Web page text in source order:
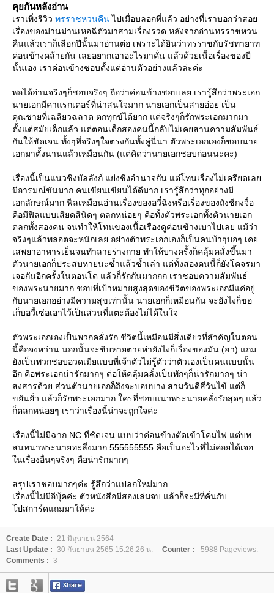
คุยกันหลังอ่าน
เราเพิ่งรีวิว ทรราชหวนคืนไปเมื่อบลอกที่แล้ว อย่างที่เราบอกว่าสอ
เรื่องของม่านม่านเหอฉีตัวมาสามเรื่องรวด หลังจากอ่านทรราชหวน
คืนแล้วเราก็เลือกปีนั้นมาอ่านต่อ เพราะได้ยินว่าทรราชกับรัชทายาท
ค่อนข้างคล้ายกัน เลยอยากเอาอะไรมาคั่น แล้วด้วยเนื้อเรื่องของปี
นั้นเอง เราค่อนข้างชอบตั้งแต่อ่านตัวอย่างแล้วล่ะค่ะ
พอได้อ่านจริงๆก็ชอบจริงๆ ถือว่าค่อนข้างชอบเลย เรารู้สึกว่าพระเอก
นายเอกมีคาแรกเตอร์ที่น่าสนใจมาก นายเอกเป็นสายอ่อย เป็น
คุณชายที่เฉลียวฉลาด ตกทุกข์ได้ยาก แต่จริงๆก็รักพระเอกมากมา
ตั้งแต่สมัยเด็กแล้ว แต่ตอนเด็กสองคนนี้กลับไม่เคยสานความสัมพันธ์
กันให้ชัดเจน ทั้งๆที่จริงๆใจตรงกันทั้งคู่นี่นา ตัวพระเอกเองก็ชอบนา
เอกมาตั้งนานแล้วเหมือนกัน (แต่คิดว่านายเอกชอบก่อนนะคะ)
เรื่องนี้เป็นแนวชิงบัลลังก์ แย่งชิงอำนาจกัน แต่โทนเรื่องไม่เครียดเล
มีอารมณ์ขันมาก คนเขียนเขียนได้ดีมาก เรารู้สึกว่าทุกอย่างมี
เอกลักษณ์มาก ฟีลเหมือนอ่านเรื่องของอวี๋ฉิงหรือเรื่องของถังชีกงจื่อ
คือมีฟีลแบบเสียดสีนิดๆ ตลกหน่อยๆ คือทั้งตัวพระเอกทั้งตัวนายเอก
ตลกทั้งสองคน จนทำให้โทนของเนื้อเรื่องดูค่อนข้างเบาไปเลย แม้ว่า
จริงๆแล้วพลอตจะหนักเลย อย่างตัวพระเอกเองก็เป็นคนบ้าๆบอๆ เค
เสพยาอาหารเย็นจนทำลายร่างกาย ทำให้บางครั้งก็คลุ้มคลั่งขึ้นมา
ตัวนายเอกก็ประสบหายนะซ้ำแล้วซ้ำเล่า แต่ทั้งสองคนนี้ก็ยังโคจรมา
เจอกันอีกครั้งในตอนโต แล้วก็รักกันมากกก เราชอบความสัมพันธ์
ของพระนายมาก ชอบที่เป้าหมายสูงสุดของชีวิตของพระเอกมีแค่อยู่
กับนายเอกอย่างมีความสุขเท่านั้น นายเอกก็เหมือนกัน จะยังไงก็ขอ
เก็บอวี้เซ่อเอาไว้เป็นส่วนที่แตะต้องไม่ได้ในใจ
ตัวพระเอกเองเป็นพวกคลั่งรัก ชีวิตนี้เหมือนมีสิ่งเดียวที่สำคัญในตอน
นี้คือจงหว่าน นอกนั้นจะชิบหายตายห่ายังไงก็เรื่องของมัน (ฮา) แถม
ังเป็นพวกชอบอวดเมียแบบที่เจ้าตัวไม่รู้ตัวว่าตัวเองเป็นคนแบบนั้น
อีก คือพระเอกน่ารักมากๆ ต่อให้คลุ้มคลั่งเป็นพักๆก็น่ารักมากๆ น่า
สงสารด้วย ส่วนตัวนายเอกก็ถึงจะบอบบาง สามวันดีสี่วันไข้ แต่ก็
ขยันยั่ว แล้วก็รักพระเอกมาก ใครที่ชอบแนวพระนายคลั่งรักสุดๆ แล้ว
ก็ตลกหน่อยๆ เราว่าเรื่องนี้น่าจะถูกใจค่ะ
เรื่องนี้ไม่มีฉาก NC ที่ชัดเจน แบบว่าค่อนข้างตัดเข้าโคมไฟ แต่บท
สนทนาพระนายทะลึ่งมาก 555555555 คือเป็นอะไรที่ไม่ค่อยได้เจอ
นเรื่องอื่นๆจริงๆ คือน่ารักมากๆ
สรุปเราชอบมากๆค่ะ รู้สึกว่าแปลกใหม่มาก
เรื่องนี้ไม่มีอีบุ้คค่ะ ตัวหนังสือมีสองเล่มจบ แล้วก็จะมีที่คั่นกับ
ปสการ์ดแถมมาให้ค่ะ
Create Date : 21 มิถุนายน 2564
Last Update : 30 กันยายน 2565 15:26:26 น. Counter :
5988 Pageviews.
Comments : 3